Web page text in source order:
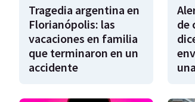
Tragedia argentina en
Florianópolis: las
vacaciones en familia
que terminaron en un
accidente
de